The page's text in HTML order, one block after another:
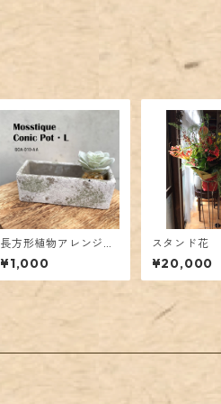
長方形植物アレンジポ
ット
¥1,000
スタンド花
¥20,000